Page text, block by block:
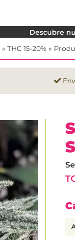
Descubre
» THC 15-20% »